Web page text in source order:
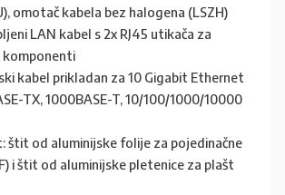
omotač kabela bez halogena (LSZH)
LAN kabel s 2x RJ45 utikača za
komponenti
kabel prikladan za 10 Gigabit Ethernet
TX, 1000BASE-T, 10/100/1000/10000
štit od aluminijske folije za pojedinačne
i štit od aluminijske pletenice za plašt